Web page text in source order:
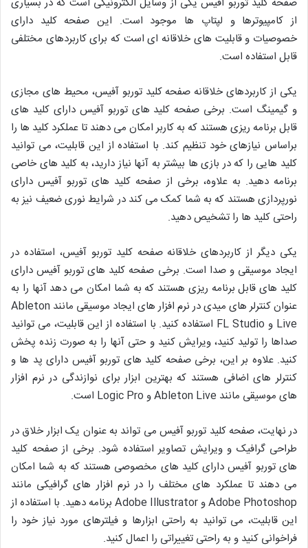
از کامپیوترها و لپتاپ ها موجود است. این صفحه کلید دارای
خصوصیات و قابلیت های خلاقانه ای است که برای کاربردهای مختلفی
قابل استفاده است.
یکی از کاربردهای خلاقانه صفحه کلید توربو آفیس، محیط های مجازی
و گیمینگ است. برخی صفحه کلید های توربو آفیس دارای کلید های
قابل برنامه ریزی هستند که به کاربر امکان می دهند تا عملکرد کلید ها را
براساس نیازهای خود تنظیم کند. با استفاده از این قابلیت، می توانید
کلید هایی را که در بازی ها بیشتر به آنها نیاز دارید، به کلید های خاصی
برنامه دهید. به علاوه، برخی از صفحه کلید های توربو آفیس دارای
نورپردازی هستند که به شما کمک می کند در شرایط نوری ضعیف نیز به
راحتی کلید ها را تشخیص دهید.
یکی دیگر از کاربردهای خلاقانه صفحه کلید توربو آفیس، استفاده در
ایجاد موسیقی و صدا است. برخی صفحه کلید های توربو آفیس دارای
کلید های قابل برنامه ریزی هستند که به شما امکان می دهد آنها را به
عنوان کنترلر های میدی در نرم افزار های ایجاد موسیقی مانند Ableton
Live و FL Studio استفاده کنید. با استفاده از این قابلیت، می توانید
صداها را تولید کنید، ویرایش کنید و حتی آنها را به صورت زنده پخش
کنید. علاوه بر این، برخی صفحه کلید های توربو آفیس دارای پد ها و
کنترلر های اضافی هستند که بهترین ابزار برای نوازندگی در نرم افزار
های موسیقی مانند Ableton Live و Logic Pro است.
در نهایت، صفحه کلید توربو آفیس می تواند به عنوان یک ابزار خلاق در
طراحی گرافیک و ویرایش تصاویر استفاده شود. برخی از صفحه کلید
های توربو آفیس دارای کلید های مخصوصی هستند که به شما امکان
می دهند تا عملکرد های مختلف را در نرم افزار های گرافیکی مانند
Adobe Photoshop و Adobe Illustrator برنامه دهید. با استفاده از
این قابلیت، می توانید به راحتی ابزارها و فیلترهای مورد نیاز خود را
فراخوانی کنید و به راحتی تغییراتی را اعمال کنید.